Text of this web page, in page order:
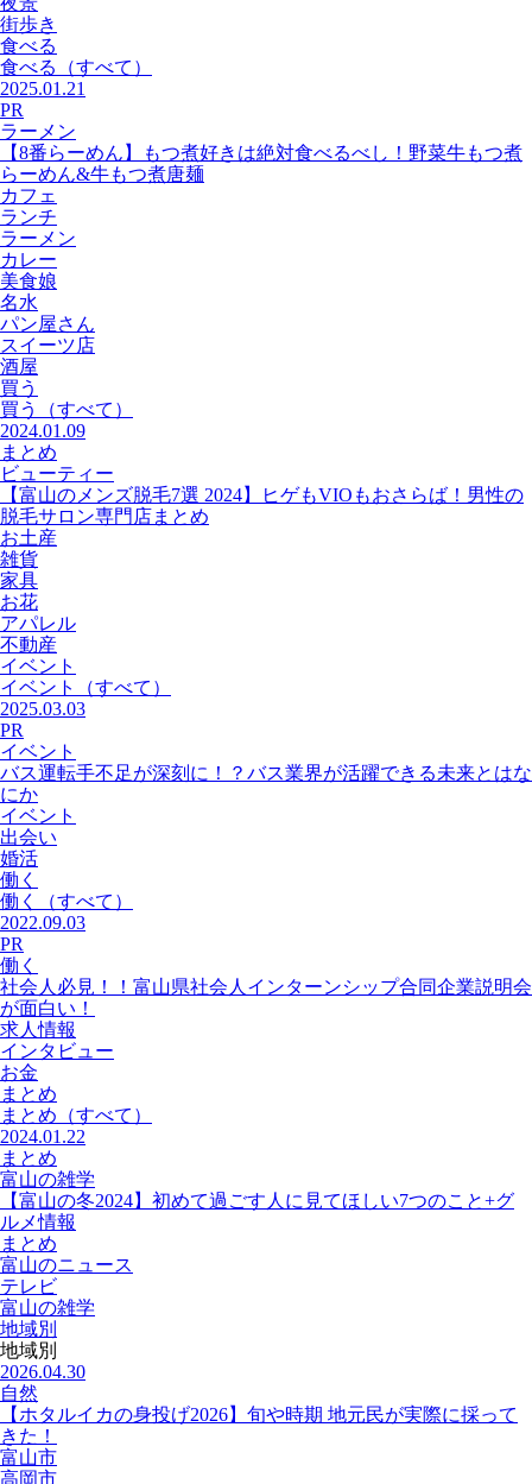
街歩き
食べる
食べる
（すべて）
2025.01.21
PR
ラーメン
【8番らーめん】もつ煮好きは絶対食べるべし！野菜牛もつ煮
らーめん&牛もつ煮唐麺
カフェ
ランチ
ラーメン
カレー
美食娘
名水
パン屋さん
スイーツ店
酒屋
買う
買う
（すべて）
2024.01.09
まとめ
ビューティー
【富山のメンズ脱毛7選 2024】ヒゲもVIOもおさらば！男性の
脱毛サロン専門店まとめ
お土産
雑貨
家具
お花
アパレル
不動産
イベント
イベント
（すべて）
2025.03.03
PR
イベント
バス運転手不足が深刻に！？バス業界が活躍できる未来とはな
にか
イベント
出会い
婚活
働く
働く
（すべて）
2022.09.03
PR
働く
社会人必見！！富山県社会人インターンシップ合同企業説明会
が面白い！
求人情報
インタビュー
お金
まとめ
まとめ （すべて）
2024.01.22
まとめ
富山の雑学
【富山の冬2024】初めて過ごす人に見てほしい7つのこと+グ
ルメ情報
まとめ
富山のニュース
テレビ
富山の雑学
地域別
地域別
2026.04.30
自然
【ホタルイカの身投げ2026】旬や時期 地元民が実際に採って
きた！
富山市
高岡市